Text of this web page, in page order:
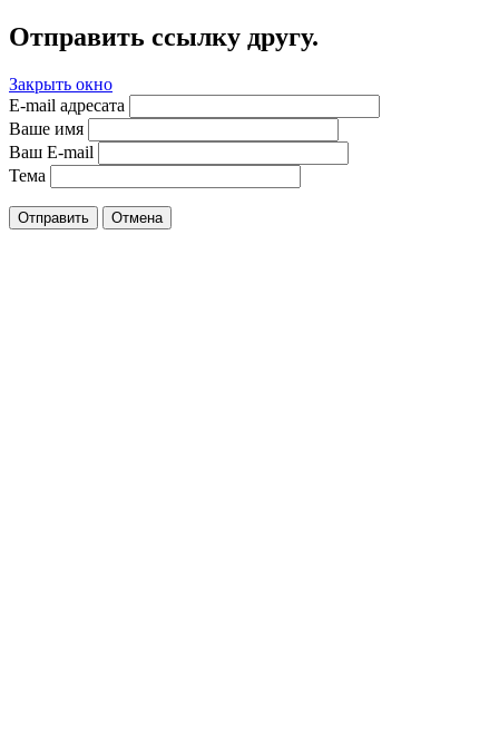
Отправить ссылку другу.
Закрыть окно
E-mail адресата
Ваше имя
Ваш E-mail
Тема
Отправить Отмена